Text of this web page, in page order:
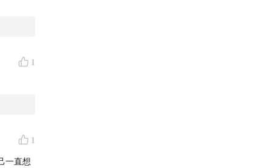
1
1
一直想